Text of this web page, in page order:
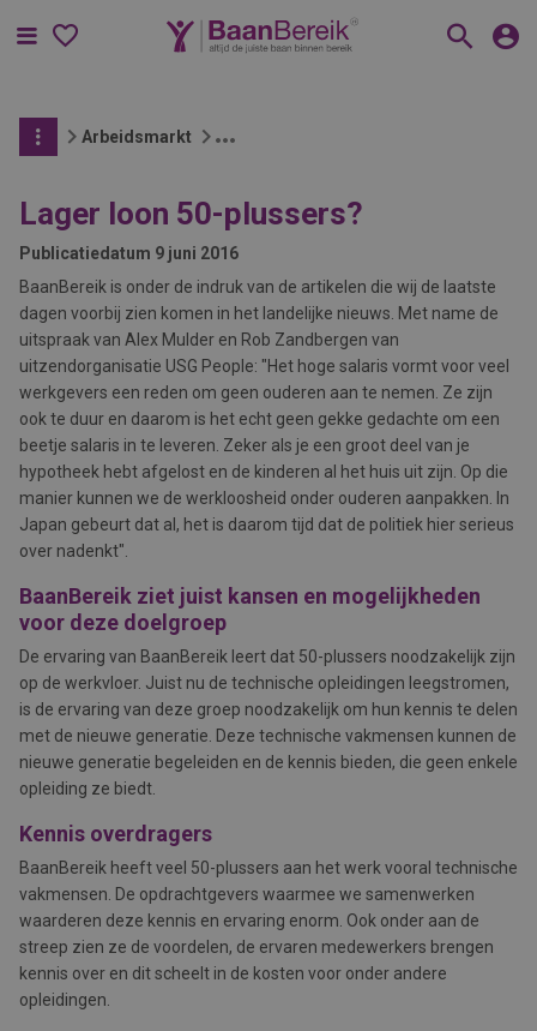
Menu
Arbeidsmarkt
Lager loon 50-plussers?
Publicatiedatum 9 juni 2016
BaanBereik is onder de indruk van de artikelen die wij de laatste
dagen voorbij zien komen in het landelijke nieuws. Met name de
uitspraak van Alex Mulder en Rob Zandbergen van
uitzendorganisatie USG People: "Het hoge salaris vormt voor veel
werkgevers een reden om geen ouderen aan te nemen. Ze zijn
ook te duur en daarom is het echt geen gekke gedachte om een
beetje salaris in te leveren. Zeker als je een groot deel van je
hypotheek hebt afgelost en de kinderen al het huis uit zijn. Op die
manier kunnen we de werkloosheid onder ouderen aanpakken. In
Japan gebeurt dat al, het is daarom tijd dat de politiek hier serieus
over nadenkt".
BaanBereik ziet juist kansen en mogelijkheden
voor deze doelgroep
De ervaring van BaanBereik leert dat 50-plussers noodzakelijk zijn
op de werkvloer. Juist nu de technische opleidingen leegstromen,
is de ervaring van deze groep noodzakelijk om hun kennis te delen
met de nieuwe generatie. Deze technische vakmensen kunnen de
nieuwe generatie begeleiden en de kennis bieden, die geen enkele
opleiding ze biedt.
Kennis overdragers
BaanBereik heeft veel 50-plussers aan het werk vooral technische
vakmensen. De opdrachtgevers waarmee we samenwerken
waarderen deze kennis en ervaring enorm. Ook onder aan de
streep zien ze de voordelen, de ervaren medewerkers brengen
kennis over en dit scheelt in de kosten voor onder andere
opleidingen.